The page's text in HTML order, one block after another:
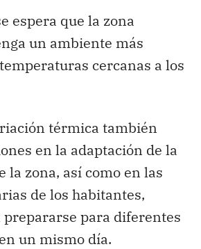
espera que la zona
un ambiente más
cercanas a los
térmica también
en la adaptación de la
la zona, así como en las
de los habitantes,
prepararse para diferentes
un mismo día.